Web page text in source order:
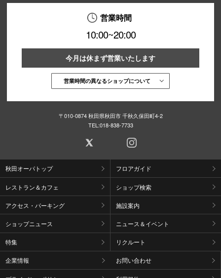
営業時間
10:00~20:00
今月は休まず営業いたします
営業時間の異なるショップについて
〒010-0874 秋田県秋田市 千秋久保田町4-2
TEL:018-838-7733
秋田オーパトップ フロアガイド
レストラン＆カフェ ショップ検索
アクセス・パーキング 施設案内
ショップニュース ニュース＆イベント
特集 リクルート
企業情報 お問い合わせ